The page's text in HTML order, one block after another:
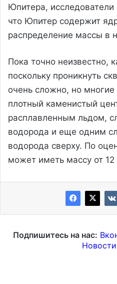
Юпитера, исследователи
что Юпитер содержит
распределение массы в
Пока точно неизвестно,
поскольку проникнуть
очень сложно, но
плотный каменистый
расплавленным льдом,
водорода и еще одним
водорода сверху. По
может иметь массу от
Подпишитесь на нас:
Новости